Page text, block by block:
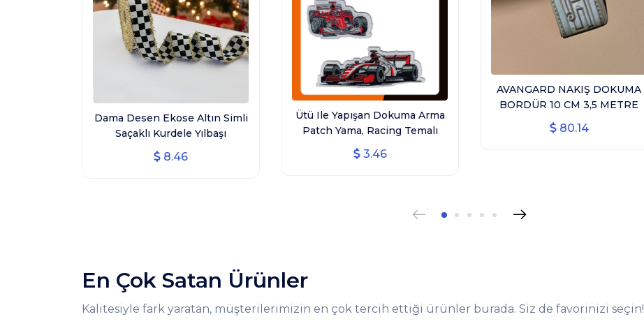
Dama Desen Ekose Altın Simli
Saçaklı Kurdele Yılbaşı
Kurdelesi (3 CM GENİŞLİK - 10
MT UZUNLUK)
8.46
Ütü Ile Yapışan Dokuma Arma
Patch Yama, Racing Temalı
Ütüyle Yapışan Arma Seti
Patch 4'lü
3.46
AVANGARD NAKIŞ DOKUMA
BORDÜR 10 CM 3,5 METRE
A1303-V1
80.14
En Çok Satan Ürünler
Kalitesiyle fark yaratan, müşterilerimizin en çok tercih ettiği ürünler burada. Siz de favorinizi seçin!